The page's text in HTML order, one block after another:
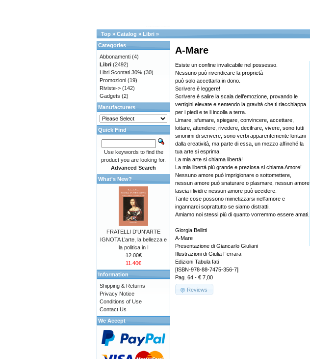
Top » Catalog » Libri »
A-Mare
Esiste un confine invalicabile nel possesso.
Nessuno può rivendicare la proprietà
può solo accettarla in dono.
Scrivere è leggere!
Scrivere è salire la scala dell’emozione, provando le
vertigini elevate e sentendo la gravità che ti riacchiappa
per i piedi e te li incolla a terra.
Limare, sfumare, spiegare, convincere, accettare,
lottare, attendere, rivedere, decifrare, vivere, sono tutti
sinonimi di scrivere; sono verbi apparentemente lontani
dalla creatività, ma parte di essa, un mezzo affinché la
tua arte si esprima.
La mia arte si chiama libertà!
La mia libertà più grande e preziosa si chiama Amore!
Nessuno amore può imprigionare o sottomettere,
nessun amore può snaturare o plasmare, nessun amore
lascia i lividi e nessun amore può uccidere.
Tante cose possono mimetizzarsi nell'amore e
ingannarci soprattutto se siamo distratti.
Amiamo noi stessi più di quanto vorremmo essere amati.
Giorgia Bellitti
A-Mare
Presentazione di Giancarlo Giuliani
Illustrazioni di Giulia Ferrara
Edizioni Tabula fati
[ISBN-978-88-7475-356-7]
Pag. 64 - € 7,00
Reviews
Categories
Abbonamenti (4)
Libri (2492)
Libri Scontati 30% (30)
Promozioni (19)
Riviste-> (142)
Gadgets (2)
Manufacturers
Quick Find
Use keywords to find the
product you are looking for.
Advanced Search
What's New?
FRATELLI D'UN'ARTE
IGNOTA L’arte, la bellezza e
la politica in I
12.00€
11.40€
Information
Shipping & Returns
Privacy Notice
Conditions of Use
Contact Us
We Accept